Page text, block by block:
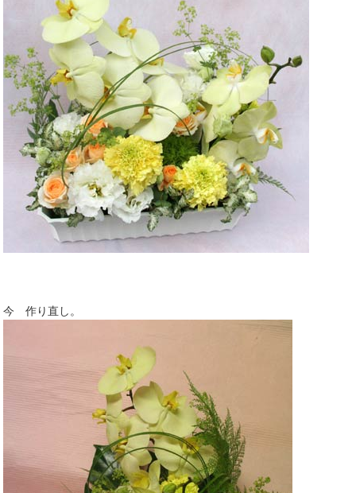
今 作り直し。